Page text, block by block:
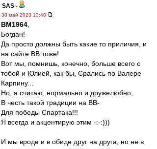
SAS -
30 май 2023 13:40
BM1964
Богдан!
Да просто должны быть какие то приличия, и
на сайте ВВ тоже!
Вот мы, помнишь, конечно, больше всего с
тобой и Юлией, как бы, Срались по Валере
Карпину...
Но, я считаю, нормально и дружелюбно,
В честь такой традиции на ВВ-
Для победы Спартака!!!
Я всегда и акцентирую этим -:-:)))
И мы вроде и в обиде друг на друга, но не в